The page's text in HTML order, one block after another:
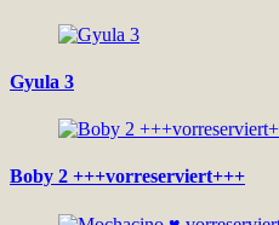
Gyula 3
Boby 2 +++vorreserviert+++